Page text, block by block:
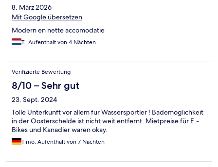
8. März 2026
Mit Google übersetzen
Modern en nette accomodatie
T., Aufenthalt von 4 Nächten
Verifizierte Bewertung
8/10 – Sehr gut
23. Sept. 2024
Tolle Unterkunft vor allem für Wassersportler ! Bademöglichkeit
in der Oosterschelde ist nicht weit entfernt. Mietpreise für E.-
Bikes und Kanadier waren okay.
Timo, Aufenthalt von 7 Nächten